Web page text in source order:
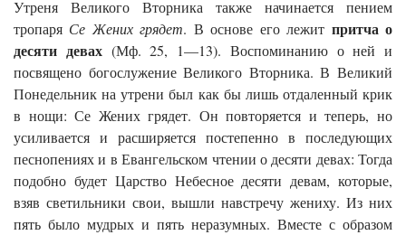
Утреня Великого Вторника также начинается пением
тропаря Се Жених грядет. В основе его лежит притча о
десяти девах(Мф. 25, 1—13). Воспоминанию о ней и
посвящено богослужение Великого Вторника. В Великий
Понедельник на утрени был как бы лишь отдаленный крик
в нощи: Се Жених грядет. Он повторяется и теперь, но
усиливается и расширяется постепенно в последующих
песнопениях и в Евангельском чтении о десяти девах: Тогда
подобно будет Царство Небесное десяти девам, которые,
взяв светильники свои, вышли навстречу жениху. Из них
пять было мудрых и пять неразумных. Вместе с образом